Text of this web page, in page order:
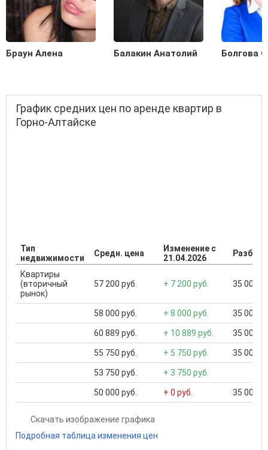
Браун Алена Балакин Анатолий Болгова
График средних цен по аренде квартир в
Горно-Алтайске
Тип
недвижимости
Средн. цена
Изменение с
21.04.2026
Квартиры
(вторичный
рынок)
57 200 руб. + 7 200 руб. 35 000
58 000 руб. + 8 000 руб. 35 000
60 889 руб. + 10 889 руб. 35 000
55 750 руб. + 5 750 руб. 35 000
53 750 руб. + 3 750 руб.
50 000 руб. + 0 руб. 35 000
Скачать изображение графика
Подробная таблица изменения цен